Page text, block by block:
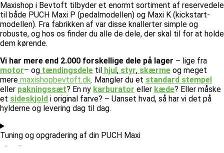
Maxishop i Bevtoft tilbyder et enormt sortiment af reservedele
til både PUCH Maxi P (pedalmodellen) og Maxi K (kickstart-
modellen). Fra fabrikken af var disse knallerter simple og
robuste, og hos os finder du alle de dele, der skal til for at holde
dem kørende.
Vi har mere end 2.000 forskellige dele på lager – lige fra
motor– og tændingsdele til hjul , styr, skærme og meget
mere maxishopbevtoft.dk. Mangler du et standard stempel
eller pakningssæt? En ny karburator eller kæde? Eller måske
et sideskjold i original farve? – Uanset hvad, så har vi det på
hylderne og levering dag til dag.
Tuning og opgradering af din PUCH Maxi